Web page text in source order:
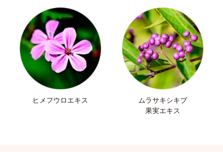
ヒメフウロエキス
ムラサキシキブ
果実エキス